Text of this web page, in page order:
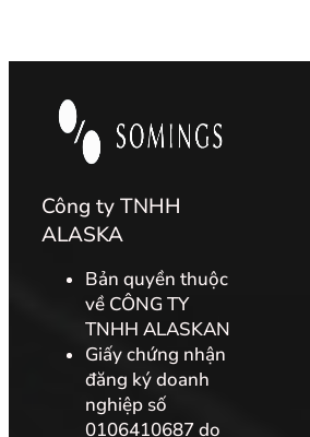
Công ty TNHH
ALASKA
Bản quyền thuộc
về CÔNG TY
TNHH ALASKAN
Giấy chứng nhận
đăng ký doanh
nghiệp số
0106410687 do